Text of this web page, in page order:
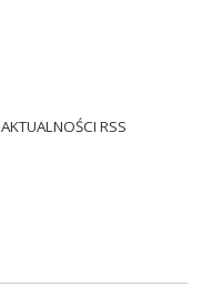
AKTUALNOŚCI RSS